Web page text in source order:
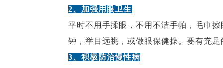
2、加强用眼卫生
平时不用手揉眼，不用不洁手帕，毛巾
钟，举目远眺，或做眼保健操。要有充
3、积极防治慢性病